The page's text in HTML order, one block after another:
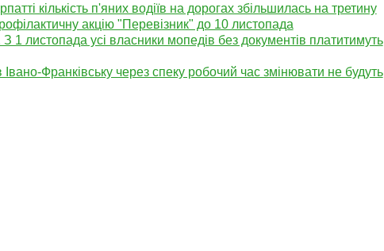
кількість п'яних водіїв на дорогах збільшилась на третину
акцію "Перевізник" до 10 листопада
1 листопада усі власники мопедів без документів платитимуть
Франківську через спеку робочий час змінювати не будуть